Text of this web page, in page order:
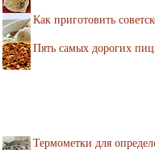
Как приготовить
Пять самых дорогих
Термометки для